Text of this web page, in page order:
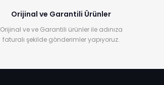
Orijinal ve Garantili Ürünler
Orijinal ve ve Garantili ürünler ile adınıza
faturalı şekilde gönderimler yapıyoruz.